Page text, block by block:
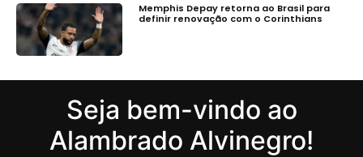
Memphis Depay retorna ao Brasil para
definir renovação com o Corinthians
Seja bem-vindo ao
Alambrado Alvinegro!